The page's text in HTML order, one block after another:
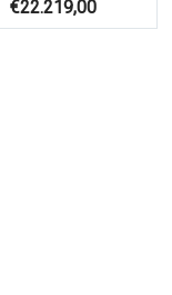
€22.219,00